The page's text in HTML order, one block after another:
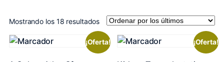
Mostrando los 18 resultados
¡Oferta! ¡Oferta!